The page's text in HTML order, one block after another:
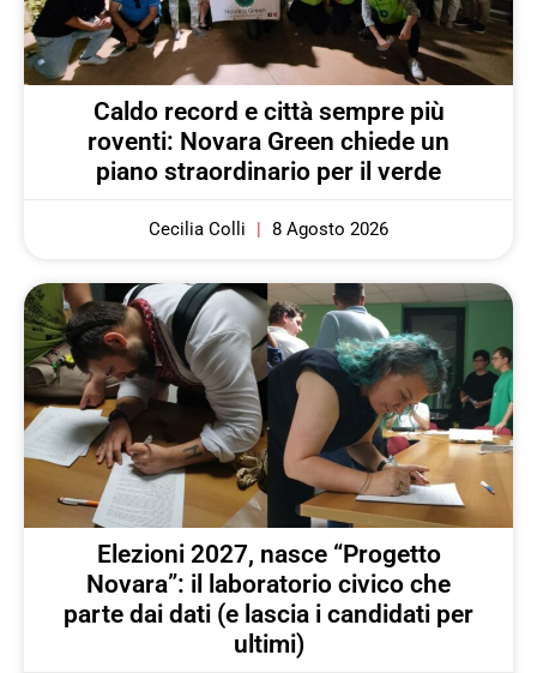
Caldo record e città sempre più
roventi: Novara Green chiede un
piano straordinario per il verde
Cecilia Colli 8 Agosto 2026
Elezioni 2027, nasce “Progetto
Novara”: il laboratorio civico che
parte dai dati (e lascia i candidati per
ultimi)